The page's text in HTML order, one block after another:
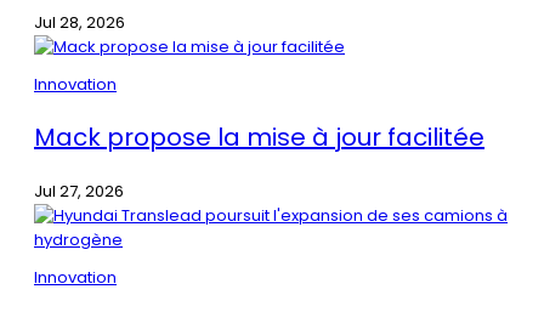
Jul 28, 2026
Innovation
Mack propose la mise à jour facilitée
Jul 27, 2026
Innovation